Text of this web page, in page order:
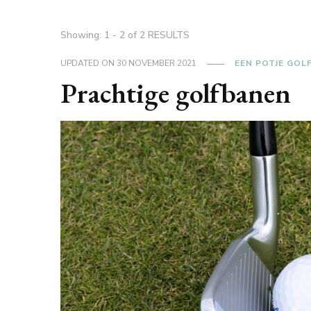
Showing: 1 - 2 of 2 RESULTS
UPDATED ON 30 NOVEMBER 2021 EEN POTJE
Prachtige golfbanen